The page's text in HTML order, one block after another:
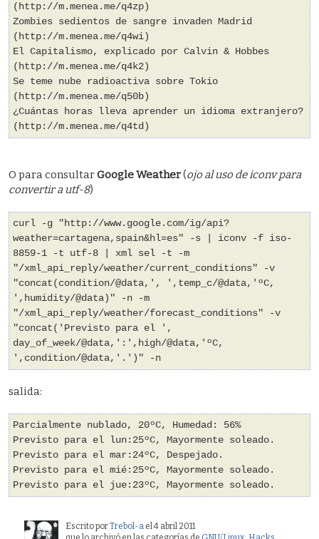
(http://m.menea.me/q4zp)
Zombies sedientos de sangre invaden Madrid
(http://m.menea.me/q4wi)
El Capitalismo, explicado por Calvin & Hobbes
(http://m.menea.me/q4k2)
Se teme nube radioactiva sobre Tokio
(http://m.menea.me/q50b)
¿Cuántas horas lleva aprender un idioma extranjero?
(http://m.menea.me/q4td)
O para consultarGoogle Weather(ojo al uso de iconv para
convertir a utf-8)
curl -g "http://www.google.com/ig/api?
weather=cartagena,spain&hl=es" -s | iconv -f iso-
8859-1 -t utf-8 | xml sel -t -m
"/xml_api_reply/weather/current_conditions" -v
"concat(condition/@data,', ',temp_c/@data,'ºC,
',humidity/@data)" -n -m
"/xml_api_reply/weather/forecast_conditions" -v
"concat('Previsto para el ',
day_of_week/@data,':',high/@data,'ºC,
',condition/@data,'.')" -n
salida:
Parcialmente nublado, 20ºC, Humedad: 56%
Previsto para el lun:25ºC, Mayormente soleado.
Previsto para el mar:24ºC, Despejado.
Previsto para el mié:25ºC, Mayormente soleado.
Previsto para el jue:23ºC, Mayormente soleado.
Escrito porTrebol-a el 4 abril 2011